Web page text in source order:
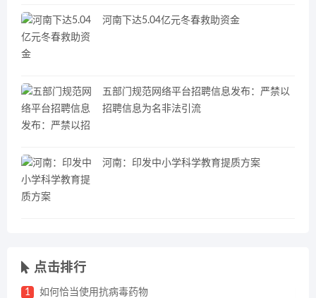
河南下达5.04亿元冬春救助资金
五部门规范网络平台招聘信息发布：严禁以
招聘信息为名非法引流
河南：印发中小学科学教育提质方案
点击排行
1 如何恰当使用抗病毒药物